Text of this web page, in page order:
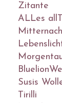
Zitante
ALLes
Susis
Tirilli